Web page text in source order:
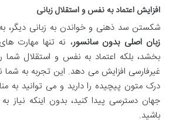
افزایش اعتماد به نفس و استقلال زبانی
شکستن سد ذهنی و خواندن به زبانی دیگر،
زبان اصلی بدون سانسور، نه تنها مهارت
بخشد، بلکه اعتماد به نفس و استقلال شما
غیرفارسی افزایش می دهد. این تجربه به
درک متون پیچیده را دارید و می توانید به
جهان دسترسی پیدا کنید، بدون اینکه نیاز
باشید.